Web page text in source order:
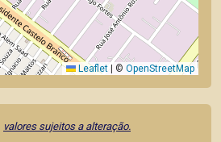
Leaflet © OpenStreetMap
valores sujeitos a alteração.